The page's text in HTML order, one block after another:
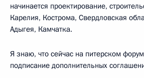
начинается проектирование,
Карелия, Кострома, Свердловская
Адыгея, Камчатка.
Я знаю, что сейчас на питерском
подписание дополнительных